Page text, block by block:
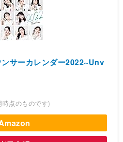
サーカレンダー2022~Unv
点のものです)